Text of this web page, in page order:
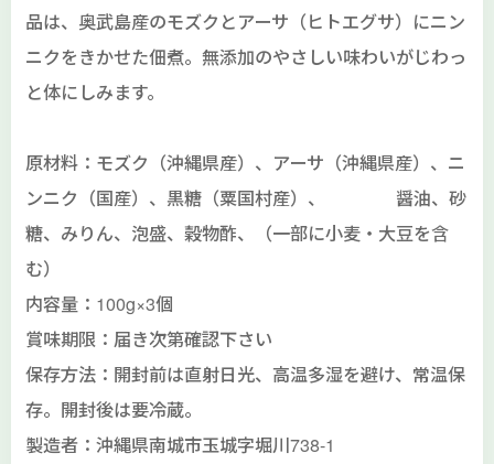
品は、奥武島産のモズクとアーサ（ヒトエグサ）にニン
ニクをきかせた佃煮。無添加のやさしい味わいがじわっ
と体にしみます。
原材料：モズク（沖縄県産）、アーサ（沖縄県産）、ニ
ンニク（国産）、黒糖（粟国村産）、 醤油、砂
糖、みりん、泡盛、穀物酢、（一部に小麦・大豆を含
む）
内容量：100g×3個
賞味期限：届き次第確認下さい
保存方法：開封前は直射日光、高温多湿を避け、常温保
存。開封後は要冷蔵。
製造者：沖縄県南城市玉城字堀川738-1